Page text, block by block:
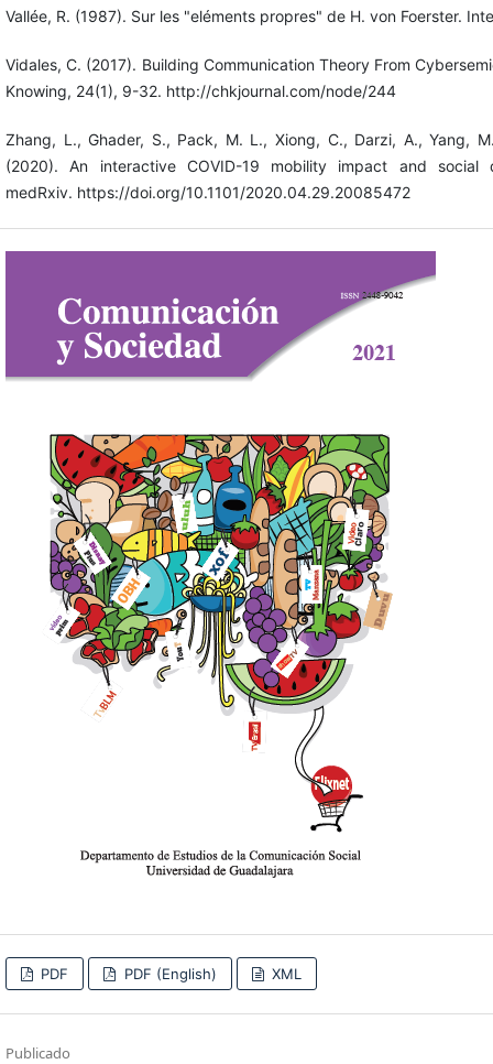
Vallée, R. (1987). Sur les "eléments propres" de H. von Foerster.
Vidales, C. (2017). Building Communication Theory From
Knowing, 24(1), 9-32. http://chkjournal.com/node/244
Zhang, L., Ghader, S., Pack, M. L., Xiong, C., Darzi, A., Yang,
(2020). An interactive COVID-19 mobility impact and social
medRxiv. https://doi.org/10.1101/2020.04.29.20085472
PDF PDF (English) XML
Publicado